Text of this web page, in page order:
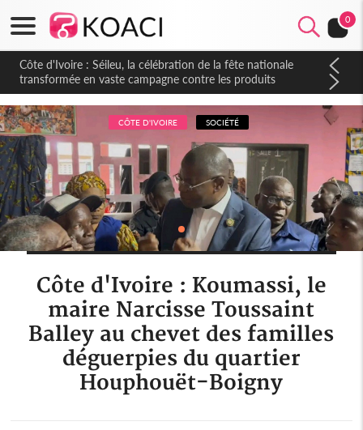
0
Côte d'Ivoire : Séileu, la célébration de la fête nationale
transformée en vaste campagne contre les produits
dépigmentants dangereux
CÔTE D'IVOIRE SOCIÉTÉ
Côte d'Ivoire : Koumassi, le
maire Narcisse Toussaint
Balley au chevet des familles
déguerpies du quartier
Houphouët-Boigny